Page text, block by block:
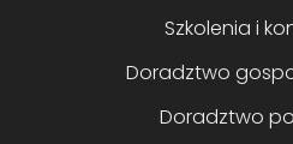
Szkolenia i
Doradztwo
Doradztwo